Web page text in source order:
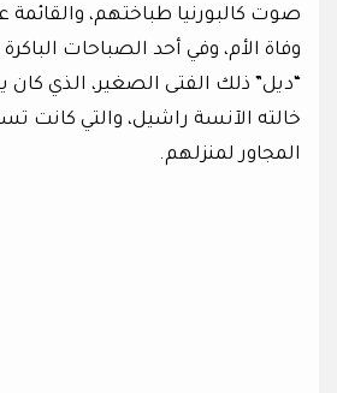
صوت كالبورنيا طباختهم، والقائمة
وفاة الأم، وفي أحد الصباحات الباكرة
“ديل” ذلك الفتى الصغير، الذي كان
خالته الآنسة راشيل، والتي كانت
المجاور لمنزلهم.